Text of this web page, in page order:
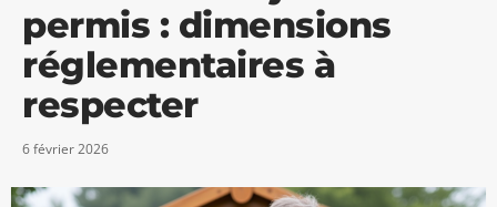
permis : dimensions
réglementaires à
respecter
6 février 2026